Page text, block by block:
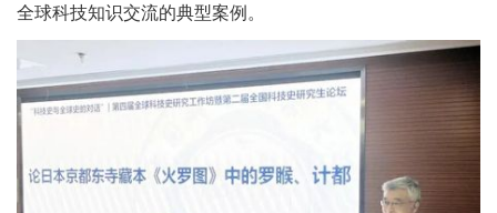
全球科技知识交流的典型案例。